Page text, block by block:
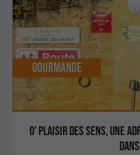
O’ Plaisir des Sens, une
Gourmande